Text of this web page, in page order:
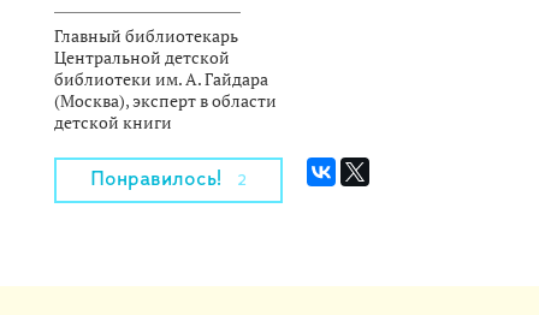
Главный библиотекарь
Центральной детской
библиотеки им. А. Гайдара
(Москва), эксперт в области
детской книги
Понравилось! 2